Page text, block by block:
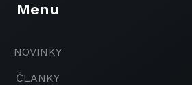
Menu
NOVINKY
ČLANKY